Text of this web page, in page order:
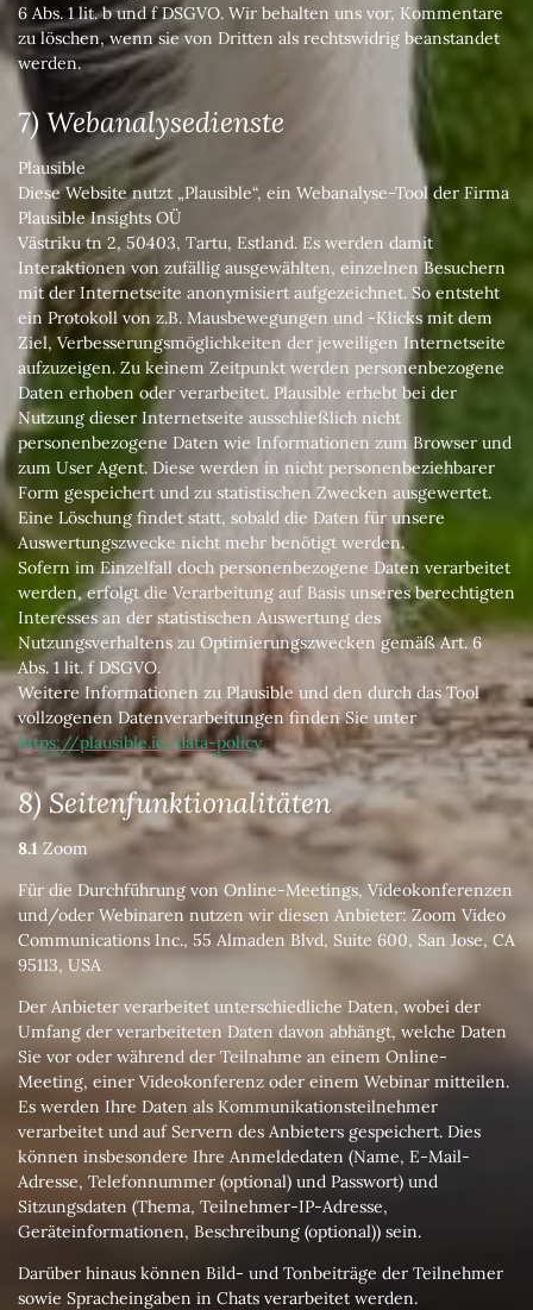
6 Abs. 1 lit. b und f DSGVO. Wir behalten uns vor, Kommentare
zu löschen, wenn sie von Dritten als rechtswidrig beanstandet
werden.
7) Webanalysedienste
Plausible
Diese Website nutzt „Plausible“, ein Webanalyse-Tool der Firma
Plausible Insights OÜ
Västriku tn 2, 50403, Tartu, Estland. Es werden damit
Interaktionen von zufällig ausgewählten, einzelnen Besuchern
mit der Internetseite anonymisiert aufgezeichnet. So entsteht
ein Protokoll von z.B. Mausbewegungen und -Klicks mit dem
Ziel, Verbesserungsmöglichkeiten der jeweiligen Internetseite
aufzuzeigen. Zu keinem Zeitpunkt werden personenbezogene
Daten erhoben oder verarbeitet. Plausible erhebt bei der
Nutzung dieser Internetseite ausschließlich nicht
personenbezogene Daten wie Informationen zum Browser und
zum User Agent. Diese werden in nicht personenbeziehbarer
Form gespeichert und zu statistischen Zwecken ausgewertet.
Eine Löschung findet statt, sobald die Daten für unsere
Auswertungszwecke nicht mehr benötigt werden.
Sofern im Einzelfall doch personenbezogene Daten verarbeitet
werden, erfolgt die Verarbeitung auf Basis unseres berechtigten
Interesses an der statistischen Auswertung des
Nutzungsverhaltens zu Optimierungszwecken gemäß Art. 6
Abs. 1 lit. f DSGVO.
Weitere Informationen zu Plausible und den durch das Tool
vollzogenen Datenverarbeitungen finden Sie unter
https://plausible.io/data-policy
8) Seitenfunktionalitäten
8.1 Zoom
Für die Durchführung von Online-Meetings, Videokonferenzen
und/oder Webinaren nutzen wir diesen Anbieter: Zoom Video
Communications Inc., 55 Almaden Blvd, Suite 600, San Jose, CA
95113, USA
Der Anbieter verarbeitet unterschiedliche Daten, wobei der
Umfang der verarbeiteten Daten davon abhängt, welche Daten
Sie vor oder während der Teilnahme an einem Online-
Meeting, einer Videokonferenz oder einem Webinar mitteilen.
Es werden Ihre Daten als Kommunikationsteilnehmer
verarbeitet und auf Servern des Anbieters gespeichert. Dies
können insbesondere Ihre Anmeldedaten (Name, E-Mail-
Adresse, Telefonnummer (optional) und Passwort) und
Sitzungsdaten (Thema, Teilnehmer-IP-Adresse,
Geräteinformationen, Beschreibung (optional)) sein.
Darüber hinaus können Bild- und Tonbeiträge der Teilnehmer
sowie Spracheingaben in Chats verarbeitet werden.